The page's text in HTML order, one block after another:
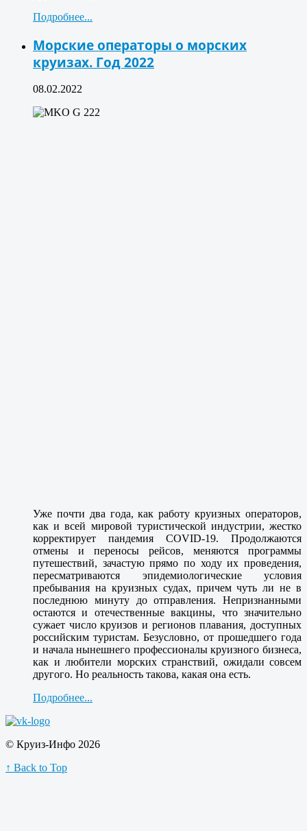
Подробнее...
Морские операторы о морских
круизах. Год 2022
08.02.2022
Уже почти два года, как работу круизных операторов,
как и всей мировой туристической индустрии, жестко
корректирует пандемия COVID-19. Продолжаются
отмены и переносы рейсов, меняются программы
путешествий, зачастую прямо по ходу их проведения,
пересматриваются эпидемиологические условия
пребывания на круизных судах, причем чуть ли не в
последнюю минуту до отправления. Непризнанными
остаются и отечественные вакцины, что значительно
сужает число круизов и регионов плавания, доступных
российским туристам. Безусловно, от прошедшего года
и начала нынешнего профессионалы круизного бизнеса,
как и любители морских странствий, ожидали совсем
другого. Но реальность такова, какая она есть.
Подробнее...
© Круиз-Инфо 2026
↑ Back to Top